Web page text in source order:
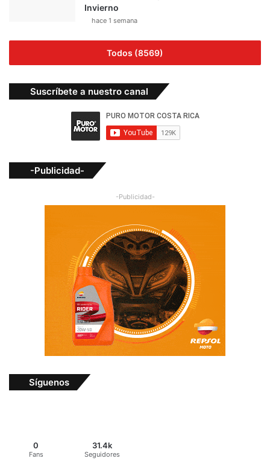
Invierno
hace 1 semana
Todos (8569)
Suscríbete a nuestro canal
-Publicidad-
-Publicidad-
Síguenos
0
Fans
31.4k
Seguidores